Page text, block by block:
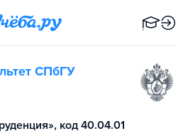
СПбГУ
код 40.04.01